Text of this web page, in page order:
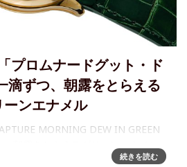
プロムナードグット・ド
滴ずつ、朝露をとらえる
ーンエナメル
MORNING DEW IN GREEN
ク）は、Promenade Goutte de Ros
続きを読む